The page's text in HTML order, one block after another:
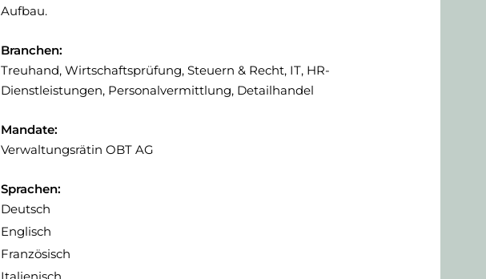
Aufbau.
Branchen:
Treuhand, Wirtschaftsprüfung, Steuern & Recht, IT, HR-
Dienstleistungen, Personalvermittlung, Detailhandel
Mandate:
Verwaltungsrätin OBT AG
Sprachen:
Deutsch
Englisch
Französisch